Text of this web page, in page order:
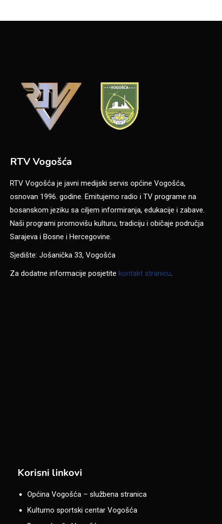
RTV Vogošća
RTV Vogošća je javni medijski servis općine Vogošća,
osnovan 1996. godine. Emitujemo radio i TV programe na
bosanskom jeziku sa ciljem informiranja, edukacije i zabave.
Naši programi promovišu kulturu, tradiciju i običaje područja
Sarajeva i Bosne i Hercegovine.
Sjedište: Jošanička 33, Vogošća
Za dodatne informacije posjetite kontakt stranicu.
Korisni linkovi
Općina Vogošća – službena stranica
Kulturno sportski centar Vogošća